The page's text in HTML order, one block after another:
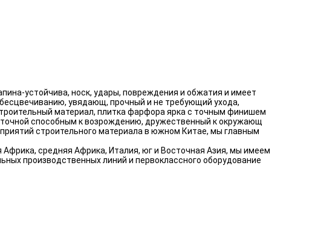
устойчива, носк, удары, повреждения и обжатия и имеет
увядающ, прочный и не требующий ухода,
материал, плитка фарфора ярка с точным финишем
способным к возрождению, дружественный к окружающ
строительного материала в южном Китае, мы главным
средняя Африка, Италия, юг и Восточная Азия, мы имеем
производственных линий и первоклассного оборудование